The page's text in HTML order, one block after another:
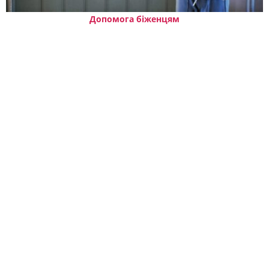
Допомога біженцям